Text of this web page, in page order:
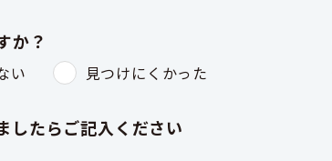
か？
い 見つけにくかった
したらご記入ください